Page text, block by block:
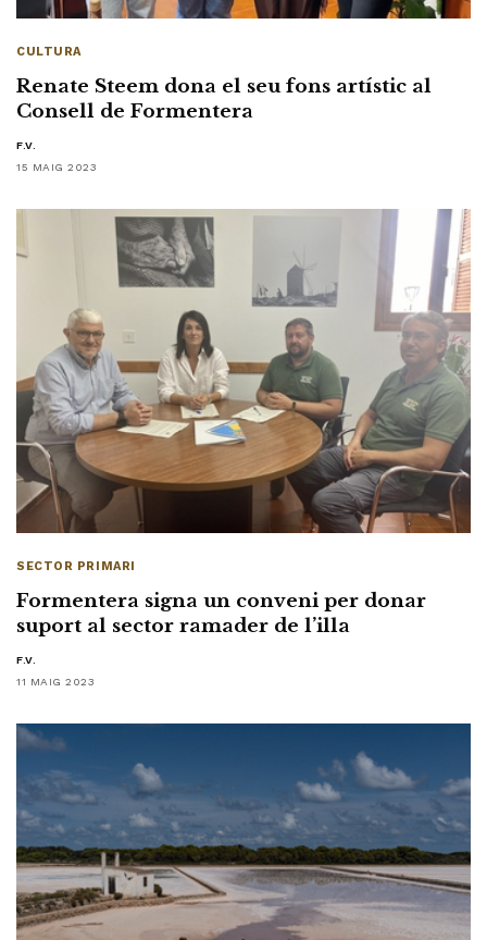
CULTURA
Renate Steem dona el seu fons artístic al
Consell de Formentera
F.V.
15 MAIG 2023
SECTOR PRIMARI
Formentera signa un conveni per donar
suport al sector ramader de l’illa
F.V.
11 MAIG 2023